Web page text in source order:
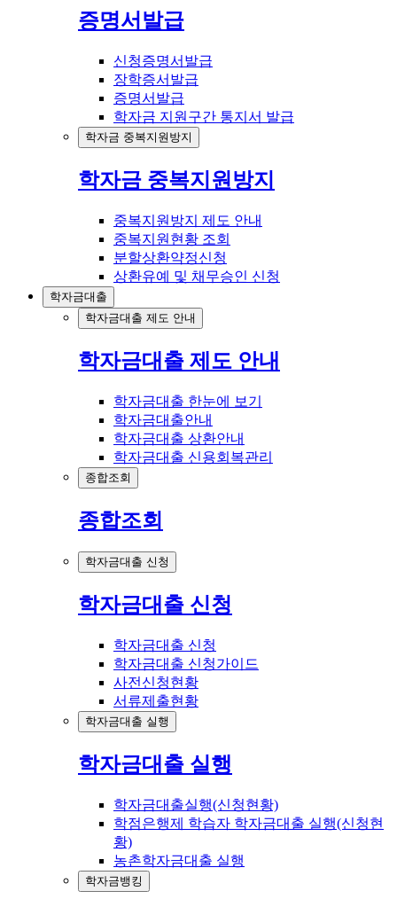
증명서발급
신청증명서발급
장학증서발급
증명서발급
학자금 지원구간 통지서 발급
학자금 중복지원방지
학자금 중복지원방지
중복지원방지 제도 안내
중복지원현황 조회
분할상환약정신청
상환유예 및 채무승인 신청
학자금대출
학자금대출 제도 안내
학자금대출 제도 안내
학자금대출 한눈에 보기
학자금대출안내
학자금대출 상환안내
학자금대출 신용회복관리
종합조회
종합조회
학자금대출 신청
학자금대출 신청
학자금대출 신청
학자금대출 신청가이드
사전신청현황
서류제출현황
학자금대출 실행
학자금대출 실행
학자금대출실행(신청현황)
학점은행제 학습자 학자금대출 실행(신청현
황)
농촌학자금대출 실행
학자금뱅킹